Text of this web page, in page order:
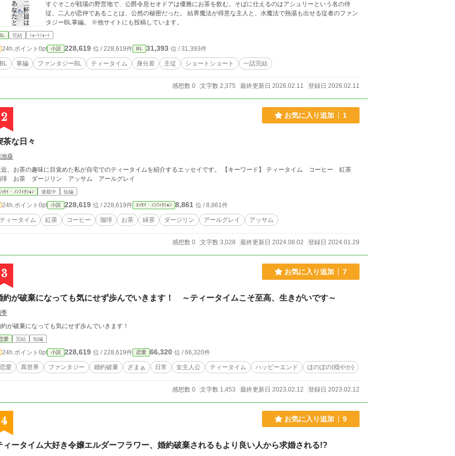
すぐそこが戦場の野営地で、公爵令息セオドアは優雅にお茶を飲む。そばに仕えるのはアシュリーという名の侍
従。二人が恋仲であることは、公然の秘密だった。 結界魔法が得意な主人と、水魔法で熱湯も出せる従者のファン
タジーBL掌編。 ※他サイトにも投稿しています。
完結 ｼｮｰﾄｼｮｰﾄ
24h.ポイント 0pt 小説 228,619 位 / 228,619件 BL 31,393 位 / 31,393件
BL 掌編 ファンタジーBL ティータイム 身分差 主従 ショートショート 一話完結
感想数 0 文字数 2,375 最終更新日 2026.02.11 登録日 2026.02.11
2 お気に入り追加 1
茶な日々
葵
、お茶の趣味に目覚めた私が自宅でのティータイムを紹介するエッセイです。 【キーワード】 ティータイム コーヒー 紅茶
琲 お茶 ダージリン アッサム アールグレイ
ｯｾｲ・ﾉﾝﾌｨｸｼｮﾝ 連載中 短編
24h.ポイント 0pt 小説 228,619 位 / 228,619件 ｴｯｾｲ・ﾉﾝﾌｨｸｼｮﾝ 8,861 位 / 8,861件
ティータイム 紅茶 コーヒー 珈琲 お茶 緑茶 ダージリン アールグレイ アッサム
感想数 0 文字数 3,028 最終更新日 2024.08.02 登録日 2024.01.29
3 お気に入り追加 7
約が破棄になっても気にせず歩んでいきます！ ～ティータイムこそ至高、生きがいです～
が破棄になっても気にせず歩んでいきます！
愛 完結 短編
24h.ポイント 0pt 小説 228,619 位 / 228,619件 恋愛 66,320 位 / 66,320件
恋愛 異世界 ファンタジー 婚約破棄 ざまぁ 日常 女主人公 ティータイム ハッピーエンド ほのぼの(穏やか)
感想数 0 文字数 1,453 最終更新日 2023.02.12 登録日 2023.02.12
4 お気に入り追加 9
ィータイム大好き令嬢エルダーフラワー、婚約破棄されるもより良い人から求婚される!?